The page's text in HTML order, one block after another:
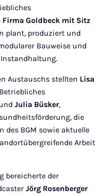
Firma Goldbeck mit Sitz
plant, produziert und
Bauweise und
Austauschs stellten Lisa
Julia Büsker,
die
des BGM sowie aktuelle
Arbeit
bereicherte der
Jörg Rosenberger